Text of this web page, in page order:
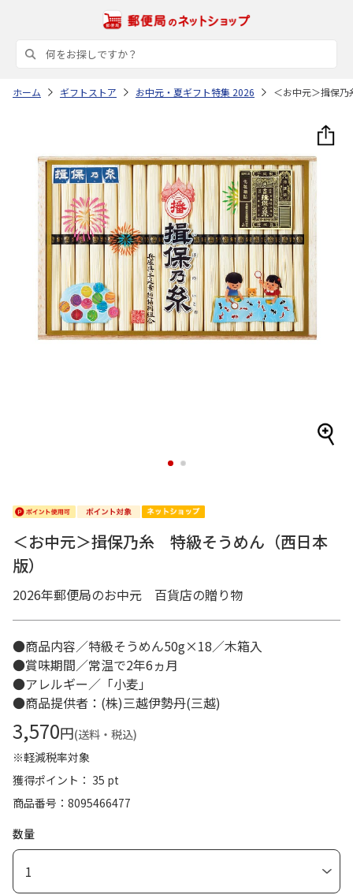
ホーム ギフトストア お中元・夏ギフト特集 2026 ＜お中元＞揖保
1 2
＜お中元＞揖保乃糸 特級そうめん（西日本
版）
2026年郵便局のお中元 百貨店の贈り物
●商品内容／特級そうめん50g×18／木箱入
●賞味期間／常温で2年6ヵ月
●アレルギー／「小麦」
●商品提供者：(株)三越伊勢丹(三越)
3,570円(送料・税込)
※軽減税率対象
獲得ポイント： 35 pt
商品番号
8095466477
数量
1